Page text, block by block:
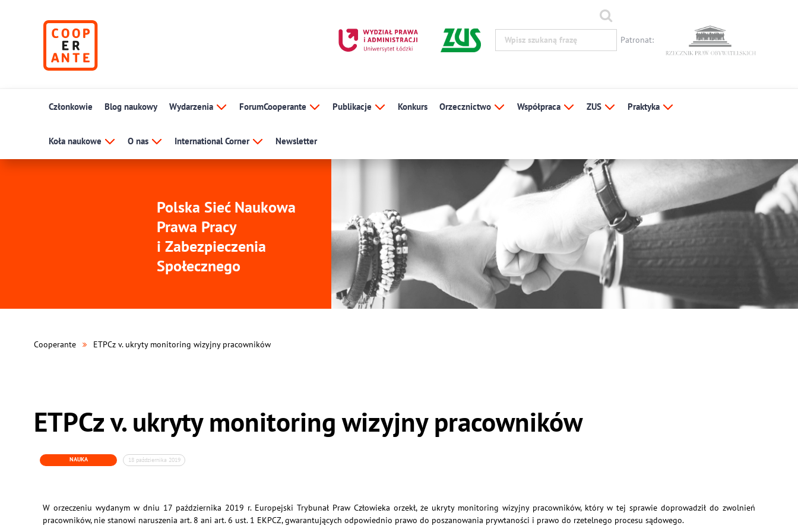
Patronat:
Członkowie Blog naukowy Wydarzenia ForumCooperante Publikacje Konkurs Orzecznictwo Współpraca ZUS Praktyka
Koła naukowe O nas International Corner Newsletter
Polska Sieć Naukowa
Prawa Pracy
i Zabezpieczenia
Społecznego
Cooperante ETPCz v. ukryty monitoring wizyjny pracowników
ETPCz v. ukryty monitoring wizyjny pracowników
NAUKA 18 października 2019
W orzeczeniu wydanym w dniu 17 października 2019 r. Europejski Trybunał Praw Człowieka orzekł, że ukryty monitoring wizyjny pracowników, który w tej sprawie doprowadził do zwolnień
pracowników, nie stanowi naruszenia art. 8 ani art. 6 ust. 1 EKPCZ, gwarantujących odpowiednio prawo do poszanowania prywtaności i prawo do rzetelnego procesu sądowego.